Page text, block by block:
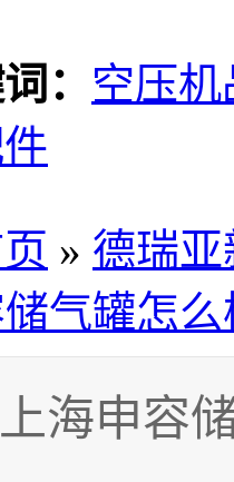
： 空压机
» 德瑞
储气罐怎
上海申容